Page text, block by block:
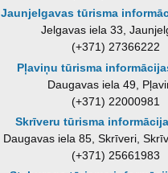
Jaunjelgavas tūrisma
Jelgavas iela 33,
(+371) 27366222
Pļaviņu tūrisma
Daugavas iela 49,
(+371) 22000981
Skrīveru tūrisma
Daugavas iela 85, Skrīveri,
(+371) 25661983